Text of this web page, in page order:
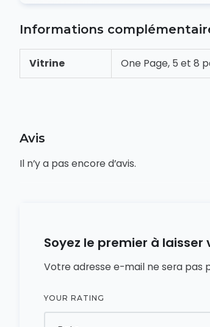
Informations
Vitrine One Page, 5 et 8
Avis
Il n’y a pas encore d’avis.
Soyez le premier à
Votre adresse e-mail ne sera pas
YOUR RATING